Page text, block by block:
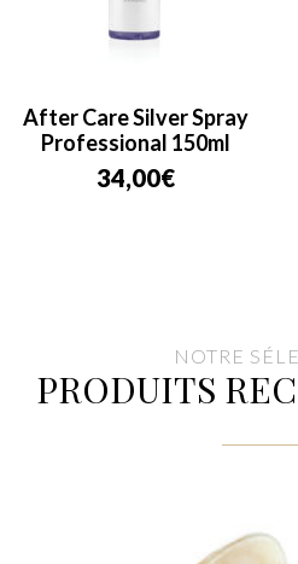
After Care Silver Spray
Professional 150ml
34,00€
NOTRE
PRODUITS